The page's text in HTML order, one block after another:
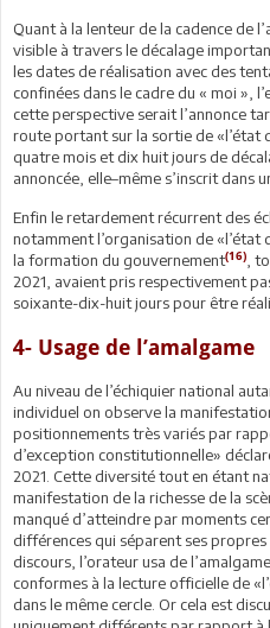
Quant à la lenteur de la cadence de
visible à travers le décalage
les dates de réalisation avec des
confinées dans le cadre du « moi »,
cette perspective serait l’annonce
route portant sur la sortie de «l’état
quatre mois et dix huit jours de
annoncée, elle–même s’inscrit dans
Enfin le retardement récurrent des
notamment l’organisation de «l’état
la formation du gouvernement(16)
,
2021, avaient pris respectivement
soixante-dix-huit jours pour être
4- Usage de l’amalgame
Au niveau de l’échiquier national
individuel on observe la
positionnements très variés par
d’exception constitutionnelle»
2021. Cette diversité tout en étant
manifestation de la richesse de la
manqué d’atteindre par moments
différences qui séparent ses
discours, l’orateur usa de
conformes à la lecture officielle de
dans le même cercle. Or cela est